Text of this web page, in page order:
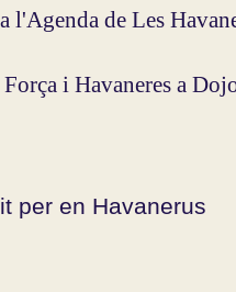
l'Agenda de Les
i Havaneres a
per en Havanerus